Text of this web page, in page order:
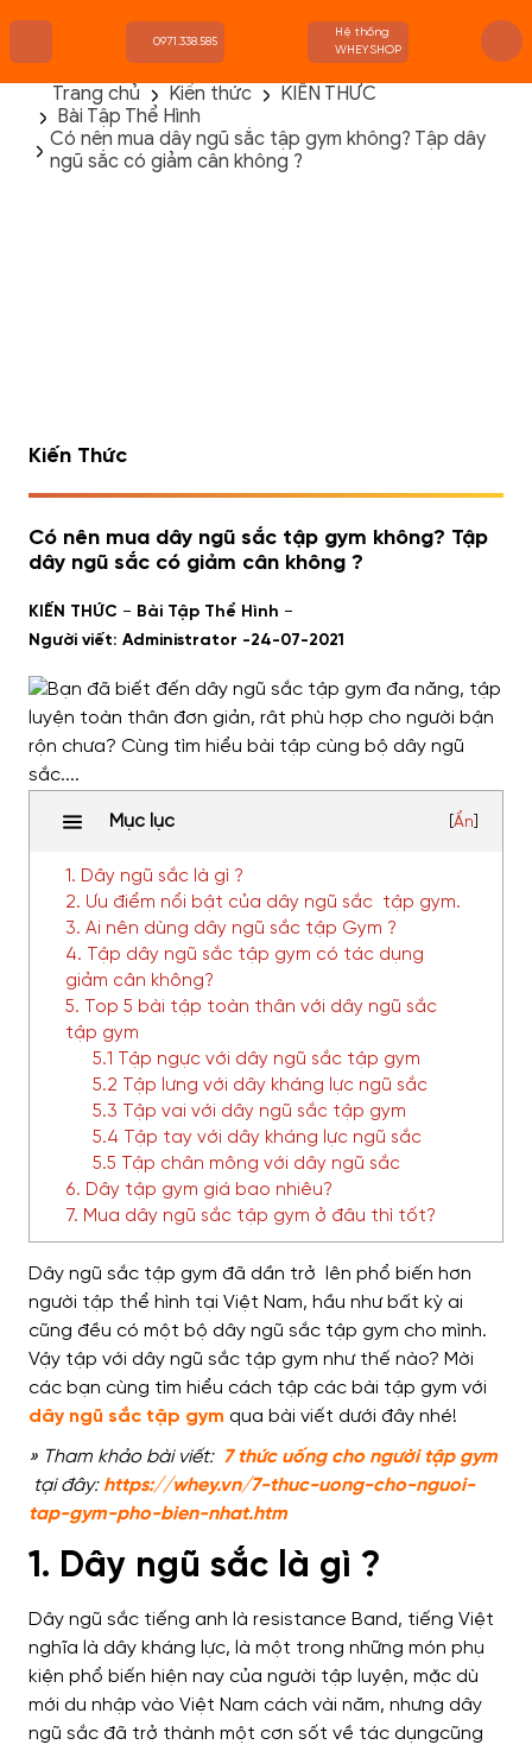
TRANG CHỦ
FLASH SALE
THANH LÝ
0971.338.585
Hệ thống
WHEYSHOP
Trang chủ Kiến thức
KIẾN THỨC
Bài Tập Thể Hình
Có nên mua dây ngũ sắc tập gym không? Tập dây
ngũ sắc có giảm cân không ?
Kiến Thức
Có nên mua dây ngũ sắc tập gym không? Tập
dây ngũ sắc có giảm cân không ?
KIẾN THỨC - Bài Tập Thể Hình -
Người viết: Administrator -24-07-2021
Mục lục Ẩn
1. Dây ngũ sắc là gì ?
2. Ưu điểm nổi bật của dây ngũ sắc tập gym.
3. Ai nên dùng dây ngũ sắc tập Gym ?
4. Tập dây ngũ sắc tập gym có tác dụng
giảm cân không?
5. Top 5 bài tập toàn thân với dây ngũ sắc
tập gym
5.1 Tập ngực với dây ngũ sắc tập gym
5.2 Tập lưng với dây kháng lực ngũ sắc
5.3 Tập vai với dây ngũ sắc tập gym
5.4 Tập tay với dây kháng lực ngũ sắc
5.5 Tập chân mông với dây ngũ sắc
6. Dây tập gym giá bao nhiêu?
7. Mua dây ngũ sắc tập gym ở đâu thì tốt?
Dây ngũ sắc tập gym đã dần trở lên phổ biến hơn
người tập thể hình tại Việt Nam, hầu như bất kỳ ai
cũng đều có một bộ dây ngũ sắc tập gym cho mình.
Vậy tập với dây ngũ sắc tập gym như thế nào? Mời
các bạn cùng tìm hiểu cách tập các bài tập gym với
dây ngũ sắc tập gym qua bài viết dưới đây nhé!
» Tham khảo bài viết: 7 thức uống cho người tập gym
tại đây: https://whey.vn/7-thuc-uong-cho-nguoi-
tap-gym-pho-bien-nhat.htm
1. Dây ngũ sắc là gì ?
Dây ngũ sắc tiếng anh là resistance Band, tiếng Việt
nghĩa là dây kháng lực, là một trong những món phụ
kiện phổ biến hiện nay của người tập luyện, mặc dù
mới du nhập vào Việt Nam cách vài năm, nhưng dây
ngũ sắc đã trở thành một cơn sốt về tác dụngcũng